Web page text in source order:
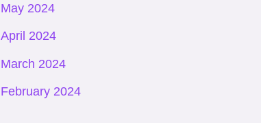
May 2024
April 2024
March 2024
February 2024